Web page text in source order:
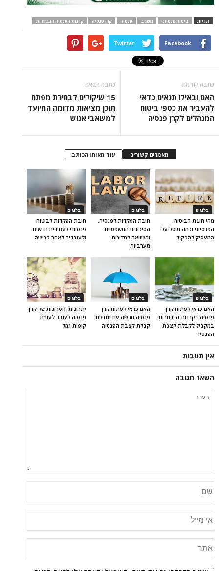
תגיות ביטוח פנסיוני משגב פנסיה קרן פנסיה קרנות הפנסיה הנבחרות
Facebook
Twitter
כתבה קודמת
האם ובאילו תנאים כדאי
להעביר את כספי ביטוח
המנהלים לקרן פנסיה
כתבה הבאה
15 שיקולים לבחירת מפתח
תוכן מציאות מדומה המיועד
למשאבי אנוש
מאמרים קשורים עוד מאותו הכותב
בלוגים
חובת הפקדות לביטוח
פנסיוני לעובדים חדשים
ולעובדים לאחר פרישה
בלוגים
חובת הפקדות לפנסיה:
הסיכונים המשפטיים
והשוואה למדינות
מערביות
בלוגים
מהי חובת הביטוח
הפנסיוני וכמה מוטל על
המעסיק להפקיד
בלוגים
יתרונות וחסרונות של קרן
פנסיה לעובד לעומת
קופות גמל
בלוגים
האם כדאי לפתוח קרן
פנסיה חדשה עם תחילת
קבלת קצבת הפנסיה
בלוגים
האם כדאי לפתוח קרן
פנסיה בקרנות הנבחרות
במקביל לקבלת קצבת
הפנסיה
אין תגובות
השאר תגובה